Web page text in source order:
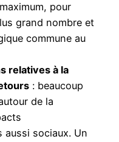
pour
grand nombre et
commune au
relatives à la
: beaucoup
de la
aussi sociaux. Un